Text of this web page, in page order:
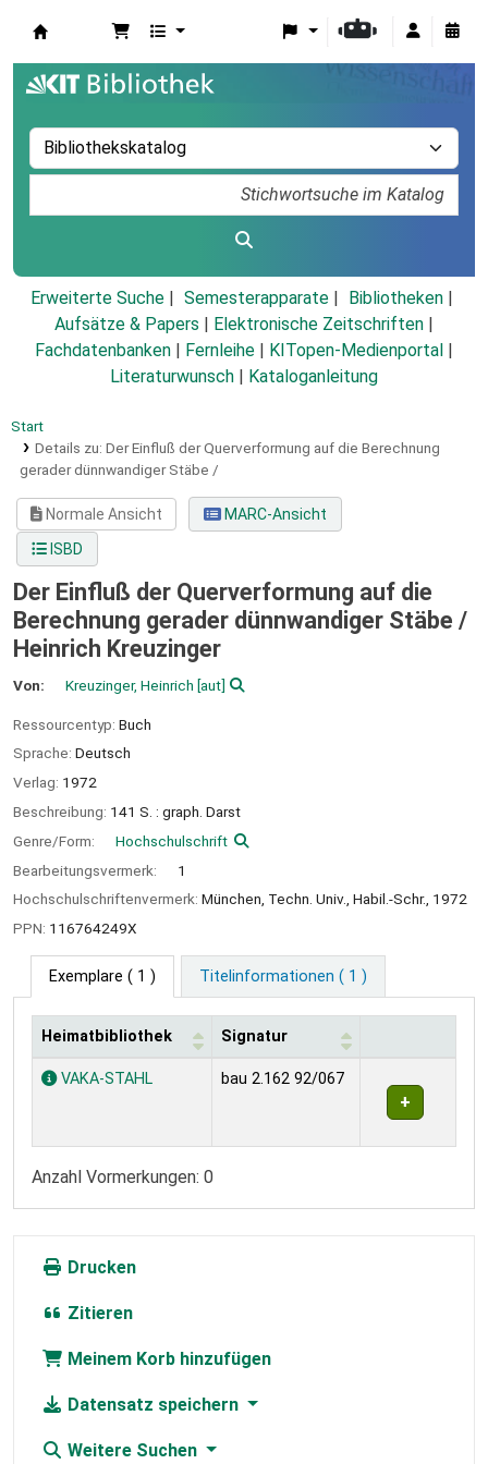
Erweiterte Suche Semesterapparate
Bibliotheken
Aufsätze & Papers
Elektronische Zeitschriften
Fachdatenbanken
Fernleihe KITopen-Medienportal
Literaturwunsch
Kataloganleitung
Start
Details zu: Der Einfluß der Querverformung auf die Berechnung
gerader dünnwandiger Stäbe /
Normale Ansicht
MARC-Ansicht
ISBD
Der Einfluß der Querverformung auf die
Berechnung gerader dünnwandiger Stäbe /
Heinrich Kreuzinger
Von: Kreuzinger, Heinrich [aut]
Ressourcentyp: Buch
Sprache: Deutsch
Verlag: 1972
Beschreibung: 141 S. : graph. Darst
Genre/Form:
Hochschulschrift
Bearbeitungsvermerk:
1
Hochschulschriftenvermerk: München, Techn. Univ., Habil.-Schr., 1972
PPN: 116764249X
Exemplare ( 1 ) Titelinformationen ( 1 )
Exemplare
Heimatbibliothek Signatur
VAKA-STAHL bau 2.162 92/067
Anzahl Vormerkungen: 0
Drucken
Zitieren
Meinem Korb hinzufügen
Datensatz speichern
Weitere Suchen